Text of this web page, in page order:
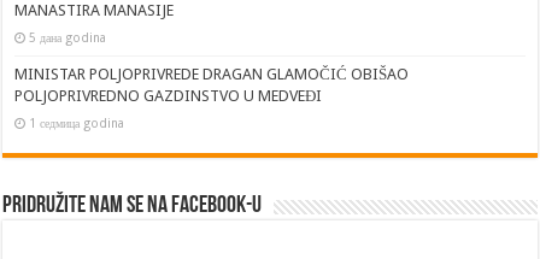
MANASTIRA MANASIJE
5 дана godina
MINISTAR POLJOPRIVREDE DRAGAN GLAMOČIĆ OBIŠAO
POLJOPRIVREDNO GAZDINSTVO U MEDVEĐI
1 седмица godina
Pridružite nam se na Facebook-u